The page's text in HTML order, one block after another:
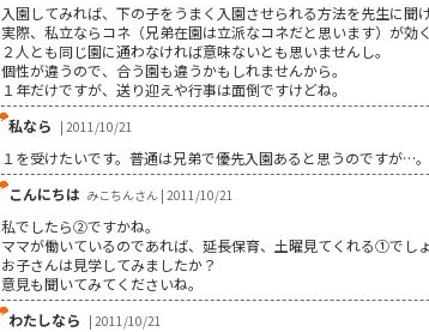
入園してみれば、下の子をうまく入園させられる方法を先生に聞
実際、私立ならコネ（兄弟在園は立派なコネだと思います）が効
２人とも同じ園に通わなければ意味ないとも思いませんし。
個性が違うので、合う園も違うかもしれませんから。
１年だけですが、送り迎えや行事は面倒ですけどね。
私なら | 2011/10/21
１を受けたいです。普通は兄弟で優先入園あると思うのですが…。
こんにちは みこちんさん | 2011/10/21
私でしたら②ですかね。
ママが働いているのであれば、延長保育、土曜見てくれる①でしょ
お子さんは見学してみましたか？
意見も聞いてみてくださいね。
わたしなら | 2011/10/21